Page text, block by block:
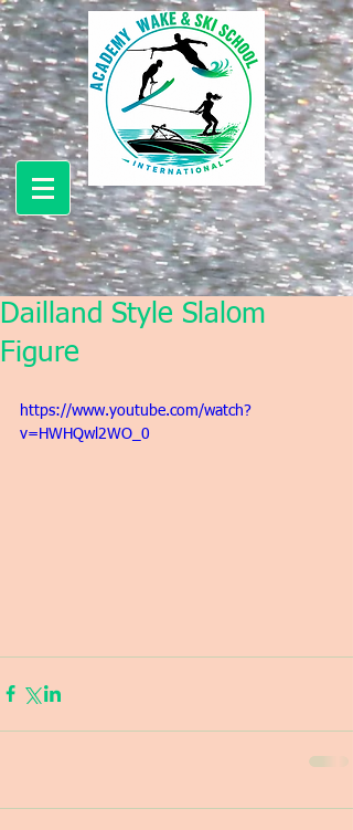
Dailland Style Slalom
Figure
https://www.youtube.com/watch?
v=HWHQwl2WO_0